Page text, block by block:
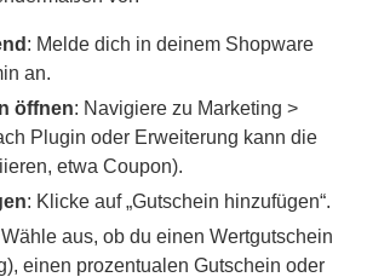
: Melde dich in deinem Shopware
an.
öffnen: Navigiere zu Marketing >
Plugin oder Erweiterung kann die
etwa Coupon).
: Klicke auf „Gutschein hinzufügen“.
Wähle aus, ob du einen Wertgutschein
einen prozentualen Gutschein oder